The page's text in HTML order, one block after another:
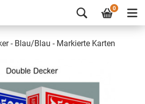
0
- Blau/Blau - Markierte Karten